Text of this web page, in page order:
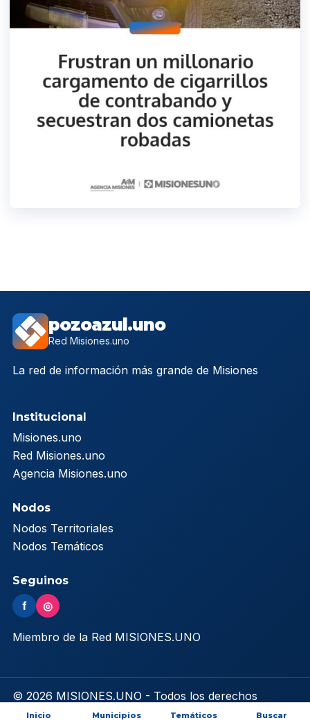
pozoazul.uno
Red Misiones.uno
La red de información más grande de Misiones
Institucional
Misiones.uno
Red Misiones.uno
Agencia Misiones.uno
Nodos
Nodos Territoriales
Nodos Temáticos
Seguinos
f ◎
Miembro de la Red MISIONES.UNO
© 2026 MISIONES.UNO - Todos los derechos
reservados
Inicio Municipios Temáticos Buscar